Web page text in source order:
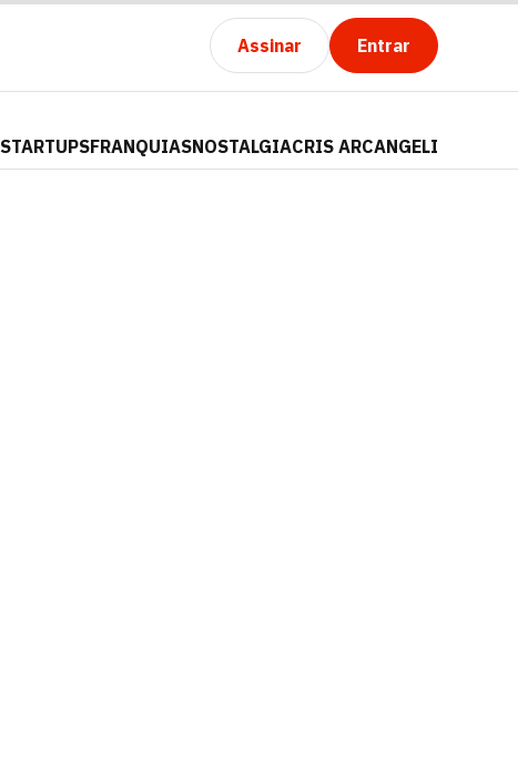
Assinar Entrar
STARTUPSFRANQUIASNOSTALGIACRIS ARCANGELI